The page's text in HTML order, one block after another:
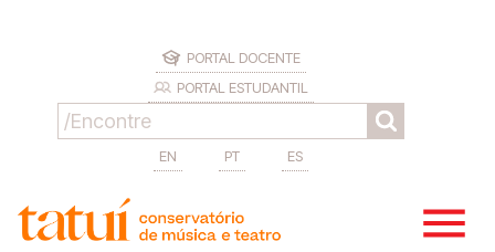
PORTAL DOCENTE
PORTAL ESTUDANTIL
EN PT ES